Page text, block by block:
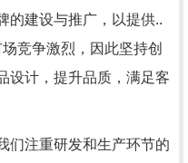
的建设与推广，以提供..
竞争激烈，因此坚持创
设计，提升品质，满足客
们注重研发和生产环节的